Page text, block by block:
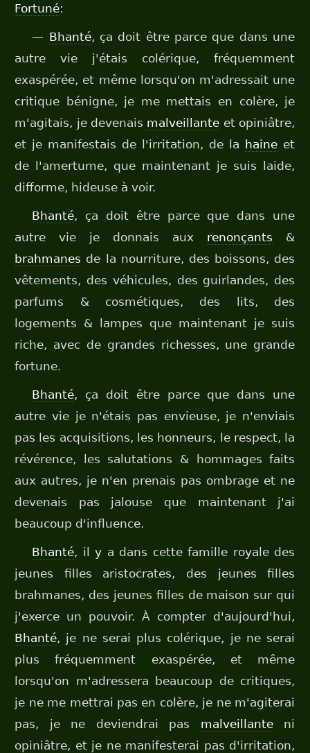
Fortuné:
— Bhanté, ça doit être parce que dans une
autre vie j'étais colérique, fréquemment
exaspérée, et même lorsqu'on m'adressait une
critique bénigne, je me mettais en colère, je
m'agitais, je devenais malveillante et opiniâtre,
et je manifestais de l'irritation, de la haine et
de l'amertume, que maintenant je suis laide,
difforme, hideuse à voir.
Bhanté, ça doit être parce que dans une
autre vie je donnais aux renonçants &
brahmanes de la nourriture, des boissons, des
vêtements, des véhicules, des guirlandes, des
parfums & cosmétiques, des lits, des
logements & lampes que maintenant je suis
riche, avec de grandes richesses, une grande
fortune.
Bhanté, ça doit être parce que dans une
autre vie je n'étais pas envieuse, je n'enviais
pas les acquisitions, les honneurs, le respect, la
révérence, les salutations & hommages faits
aux autres, je n'en prenais pas ombrage et ne
devenais pas jalouse que maintenant j'ai
beaucoup d'influence.
Bhanté, il y a dans cette famille royale des
jeunes filles aristocrates, des jeunes filles
brahmanes, des jeunes filles de maison sur qui
j'exerce un pouvoir. À compter d'aujourd'hui,
Bhanté, je ne serai plus colérique, je ne serai
plus fréquemment exaspérée, et même
lorsqu'on m'adressera beaucoup de critiques,
je ne me mettrai pas en colère, je ne m'agiterai
pas, je ne deviendrai pas malveillanteni
opiniâtre, et je ne manifesterai pas d'irritation,